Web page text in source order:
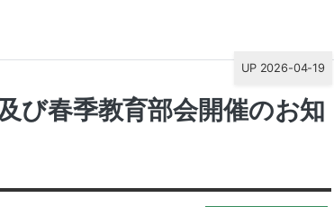
び春季教育部会開催のお知
UP 2026-04-19